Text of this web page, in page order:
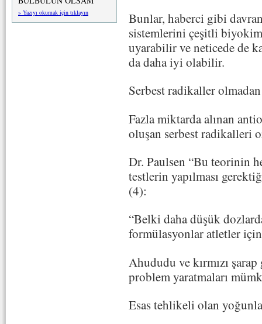
» Yazıyı okumak için tıklayın
Bunlar, haberci gibi
sistemlerini çeşitli
uyarabilir ve neticede de
da daha iyi olabilir.
Serbest radikaller
Fazla miktarda alınan
oluşan serbest radikalleri
Dr. Paulsen “Bu teorinin
testlerin yapılması
(4):
“Belki daha düşük
formülasyonlar atletler
Ahududu ve kırmızı
problem yaratmaları
Esas tehlikeli olan